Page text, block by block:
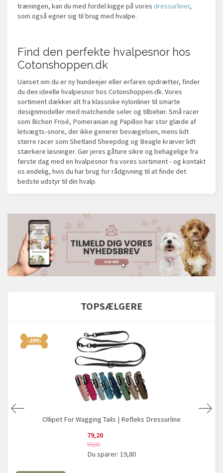
træningen, kan du med fordel kigge på vores dressurliner,
som også egner sig til brug med hvalpe.
Find den perfekte hvalpesnor hos
Cotonshoppen.dk
Uanset om du er ny hundeejer eller erfaren opdrætter, finder
du den ideelle hvalpesnor hos Cotonshoppen.dk. Vores
sortiment dækker alt fra klassiske nylonliner til smarte
designmodeller med matchende seler og tilbehør. Små racer
som Bichon Frisé, Pomeranian og Papillon har stor glæde af
letvægts-snore, der ikke generer bevægelsen, mens lidt
større racer som Shetland Sheepdog og Beagle kræver lidt
stærkere løsninger. Gør jeres gåture sikre og behagelige fra
første dag med en hvalpesnor fra vores sortiment - og kontakt
os endelig, hvis du har brug for rådgivning til at finde det
bedste udstyr til din hvalp.
TOPSÆLGERE
-20%
Ollipet For Wagging Tails | Refleks Dressurline
79,20
99,00
Du sparer: 19,80